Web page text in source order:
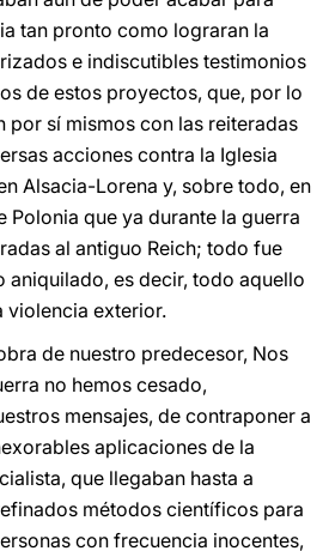
tan pronto como lograran la
e indiscutibles testimonios
de estos proyectos, que, por lo
por sí mismos con las reiteradas
acciones contra la Iglesia
Alsacia-Lorena y, sobre todo, en
Polonia que ya durante la guerra
al antiguo Reich; todo fue
aniquilado, es decir, todo aquello
violencia exterior.
de nuestro predecesor, Nos
no hemos cesado,
mensajes, de contraponer a
aplicaciones de la
que llegaban hasta a
métodos científicos para
con frecuencia inocentes,